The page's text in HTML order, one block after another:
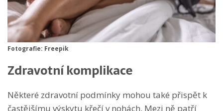
Fotografie: Freepik
Zdravotní komplikace
Některé zdravotní podmínky mohou také přispět k
častějšímu výskytu křečí v nohách. Mezi ně patří